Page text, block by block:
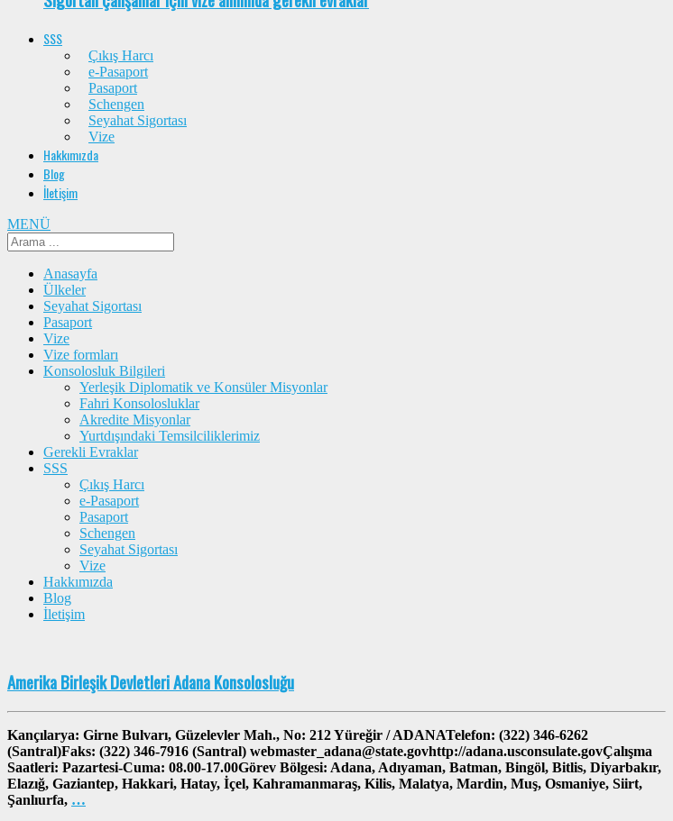
SSS
Çıkış Harcı
e-Pasaport
Pasaport
Schengen
Seyahat Sigortası
Vize
Hakkımızda
Blog
İletişim
MENÜ
Anasayfa
Ülkeler
Seyahat Sigortası
Pasaport
Vize
Vize formları
Konsolosluk Bilgileri
Yerleşik Diplomatik ve Konsüler Misyonlar
Fahri Konsolosluklar
Akredite Misyonlar
Yurtdışındaki Temsilciliklerimiz
Gerekli Evraklar
SSS
Çıkış Harcı
e-Pasaport
Pasaport
Schengen
Seyahat Sigortası
Vize
Hakkımızda
Blog
İletişim
Amerika Birleşik Devletleri Adana Konsolosluğu
Kançılarya: Girne Bulvarı, Güzelevler Mah., No: 212 Yüreğir / ADANATelefon: (322) 346-6262
(Santral)Faks: (322) 346-7916 (Santral) webmaster_adana@state.govhttp://adana.usconsulate.govÇalışma
Saatleri: Pazartesi-Cuma: 08.00-17.00Görev Bölgesi: Adana, Adıyaman, Batman, Bingöl, Bitlis, Diyarbakır,
Elazığ, Gaziantep, Hakkari, Hatay, İçel, Kahramanmaraş, Kilis, Malatya, Mardin, Muş, Osmaniye, Siirt,
Şanlıurfa, …